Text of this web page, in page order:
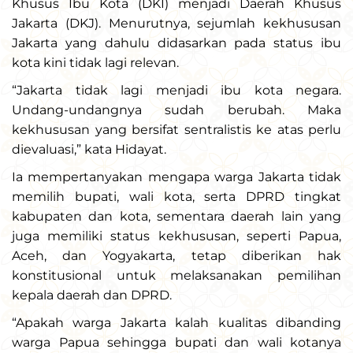
Khusus Ibu Kota (DKI) menjadi Daerah Khusus
Jakarta (DKJ). Menurutnya, sejumlah kekhususan
Jakarta yang dahulu didasarkan pada status ibu
kota kini tidak lagi relevan.
“Jakarta tidak lagi menjadi ibu kota negara.
Undang-undangnya sudah berubah. Maka
kekhususan yang bersifat sentralistis ke atas perlu
dievaluasi,” kata Hidayat.
Ia mempertanyakan mengapa warga Jakarta tidak
memilih bupati, wali kota, serta DPRD tingkat
kabupaten dan kota, sementara daerah lain yang
juga memiliki status kekhususan, seperti Papua,
Aceh, dan Yogyakarta, tetap diberikan hak
konstitusional untuk melaksanakan pemilihan
kepala daerah dan DPRD.
“Apakah warga Jakarta kalah kualitas dibanding
warga Papua sehingga bupati dan wali kotanya